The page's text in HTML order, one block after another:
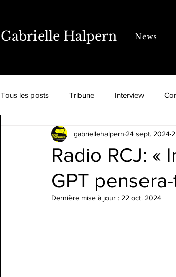
Gabrielle Halpern News
Tous les posts Tribune Interview
Radio RCJ: «
GPT
gabriellehalpern 24 sept. 2024
Dernière mise à jour : 22 oct. 2024